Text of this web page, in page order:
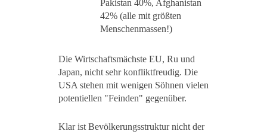
Pakistan 40%, Afghanistan
42% (alle mit größten
Menschenmassen!)
Die Wirtschaftsmächste EU, Ru und
Japan, nicht sehr konfliktfreudig. Die
USA stehen mit wenigen Söhnen vielen
potentiellen "Feinden" gegenüber.
Klar ist Bevölkerungsstruktur nicht der